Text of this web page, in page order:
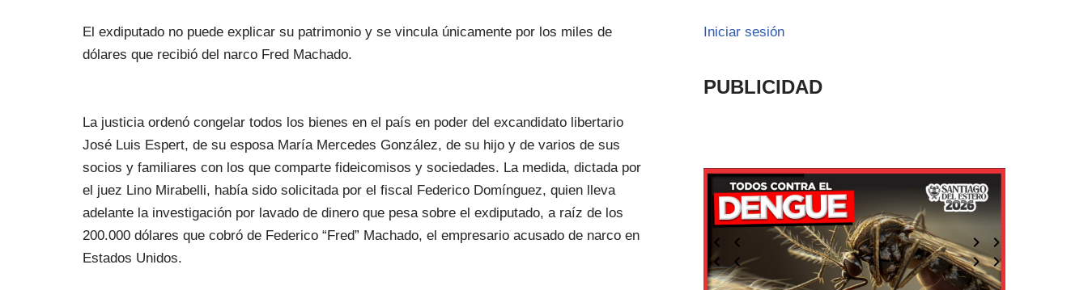
El exdiputado no puede explicar su patrimonio y se vincula únicamente por los miles de
dólares que recibió del narco Fred Machado.
La justicia ordenó congelar todos los bienes en el país en poder del excandidato libertario
José Luis Espert, de su esposa María Mercedes González, de su hijo y de varios de sus
socios y familiares con los que comparte fideicomisos y sociedades. La medida, dictada por
el juez Lino Mirabelli, había sido solicitada por el fiscal Federico Domínguez, quien lleva
adelante la investigación por lavado de dinero que pesa sobre el exdiputado, a raíz de los
200.000 dólares que cobró de Federico “Fred” Machado, el empresario acusado de narco en
Estados Unidos.
Iniciar sesión
PUBLICIDAD